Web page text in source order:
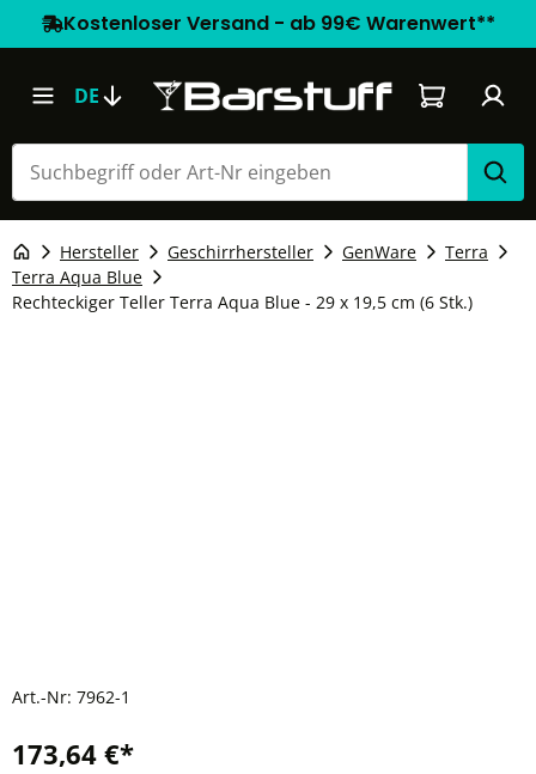
Kostenloser Versand - ab 99€ Warenwert**
DE Warenkorb
Hersteller Geschirrhersteller GenWare
Terra
Terra Aqua Blue
Rechteckiger Teller Terra Aqua Blue - 29 x 19,5 cm (6 Stk.)
Art.-Nr: 7962-1
173,64 €*